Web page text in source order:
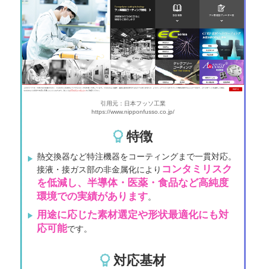
引用元：日本フッソ工業
https://www.nipponfusso.co.jp/
特徴
熱交換器など特注機器をコーティングまで一貫対応。
接液・接ガス部の非金属化により コンタミリスク
を低減し、半導体・医薬・食品など高純度
環境での実績があります。
用途に応じた素材選定や形状最適化にも対
応可能です。
対応基材